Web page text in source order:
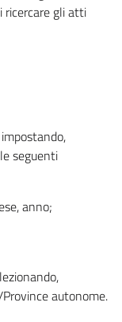
ricercare gli atti
seguenti
anno;
autonome.